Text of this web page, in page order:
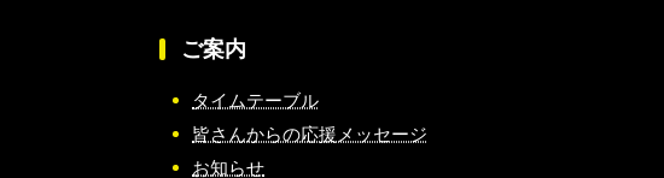
ご案内
タイムテーブル
皆さんからの応援メッセージ
お知らせ